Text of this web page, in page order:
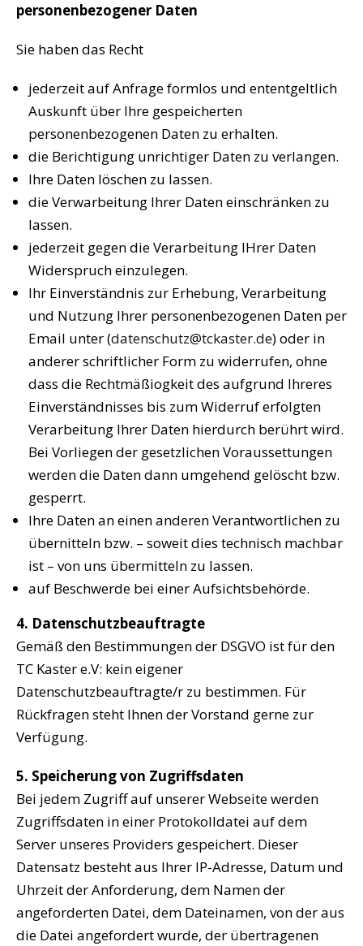
personenbezogener Daten
Sie haben das Recht
jederzeit auf Anfrage formlos und ententgeltlich
Auskunft über Ihre gespeicherten
personenbezogenen Daten zu erhalten.
die Berichtigung unrichtiger Daten zu verlangen.
Ihre Daten löschen zu lassen.
die Verwarbeitung Ihrer Daten einschränken zu
lassen.
jederzeit gegen die Verarbeitung IHrer Daten
Widerspruch einzulegen.
Ihr Einverständnis zur Erhebung, Verarbeitung
und Nutzung Ihrer personenbezogenen Daten per
Email unter (datenschutz@tckaster.de) oder in
anderer schriftlicher Form zu widerrufen, ohne
dass die Rechtmäßiogkeit des aufgrund Ihreres
Einverständnisses bis zum Widerruf erfolgten
Verarbeitung Ihrer Daten hierdurch berührt wird.
Bei Vorliegen der gesetzlichen Voraussettungen
werden die Daten dann umgehend gelöscht bzw.
gesperrt.
Ihre Daten an einen anderen Verantwortlichen zu
übernitteln bzw. – soweit dies technisch machbar
ist – von uns übermitteln zu lassen.
auf Beschwerde bei einer Aufsichtsbehörde.
4. Datenschutzbeauftragte
Gemäß den Bestimmungen der DSGVO ist für den
TC Kaster e.V: kein eigener
Datenschutzbeauftragte/r zu bestimmen. Für
Rückfragen steht Ihnen der Vorstand gerne zur
Verfügung.
5. Speicherung von Zugriffsdaten
Bei jedem Zugriff auf unserer Webseite werden
Zugriffsdaten in einer Protokolldatei auf dem
Server unseres Providers gespeichert. Dieser
Datensatz besteht aus Ihrer IP-Adresse, Datum und
Uhrzeit der Anforderung, dem Namen der
angeforderten Datei, dem Dateinamen, von der aus
die Datei angefordert wurde, der übertragenen